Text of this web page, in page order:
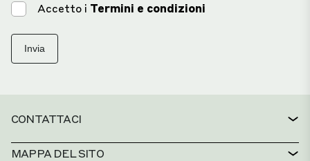
Accetto i Termini e condizioni
Invia
CONTATTACI
CONTATTO
MAPPA DEL SITO